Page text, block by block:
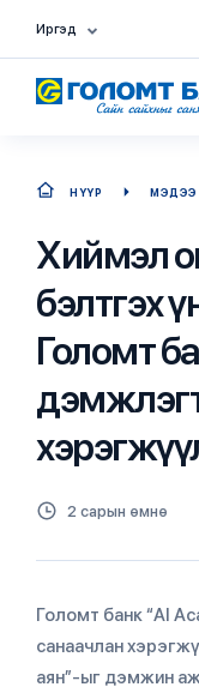
Иргэд
НҮҮР МЭДЭЭ
Хиймэл
бэлтгэх
Голомт
2 сарын өмнө
Голомт банк “AI
санаачлан
аян”-ыг дэмжин